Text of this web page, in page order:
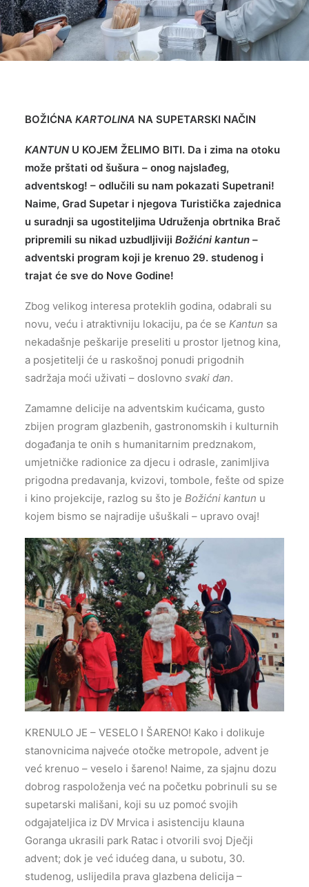
BOŽIĆNA KARTOLINA NA SUPETARSKI NAČIN
KANTUN U KOJEM ŽELIMO BITI. Da i zima na otoku
može prštati od šušura – onog najslađeg,
adventskog! – odlučili su nam pokazati Supetrani!
Naime, Grad Supetar i njegova Turistička zajednica
u suradnji sa ugostiteljima Udruženja obrtnika Brač
pripremili su nikad uzbudljiviji Božićni kantun –
adventski program koji je krenuo 29. studenog i
trajat će sve do Nove Godine!
Zbog velikog interesa proteklih godina, odabrali su
novu, veću i atraktivniju lokaciju, pa će se Kantun sa
nekadašnje peškarije preseliti u prostor ljetnog kina,
a posjetitelji će u raskošnoj ponudi prigodnih
sadržaja moći uživati – doslovno svaki dan.
Zamamne delicije na adventskim kućicama, gusto
zbijen program glazbenih, gastronomskih i kulturnih
događanja te onih s humanitarnim predznakom,
umjetničke radionice za djecu i odrasle, zanimljiva
prigodna predavanja, kvizovi, tombole, fešte od spize
i kino projekcije, razlog su što je Božićni kantun u
kojem bismo se najradije ušuškali – upravo ovaj!
KRENULO JE – VESELO I ŠARENO! Kako i dolikuje
stanovnicima najveće otočke metropole, advent je
već krenuo – veselo i šareno! Naime, za sjajnu dozu
dobrog raspoloženja već na početku pobrinuli su se
supetarski mališani, koji su uz pomoć svojih
odgajateljica iz DV Mrvica i asistenciju klauna
Goranga ukrasili park Ratac i otvorili svoj Dječji
advent; dok je već idućeg dana, u subotu, 30.
studenog, uslijedila prava glazbena delicija –